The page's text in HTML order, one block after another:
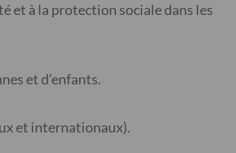
et à la protection sociale dans les
et d’enfants.
et internationaux).